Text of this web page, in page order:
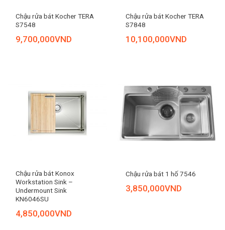
Chậu rửa bát Kocher TERA
S7548
9,700,000VND
Chậu rửa bát Kocher TERA
S7848
10,100,000VND
Chậu rửa bát Konox
Workstation Sink –
Undermount Sink
KN6046SU
4,850,000VND
Chậu rửa bát 1 hố 7546
3,850,000VND